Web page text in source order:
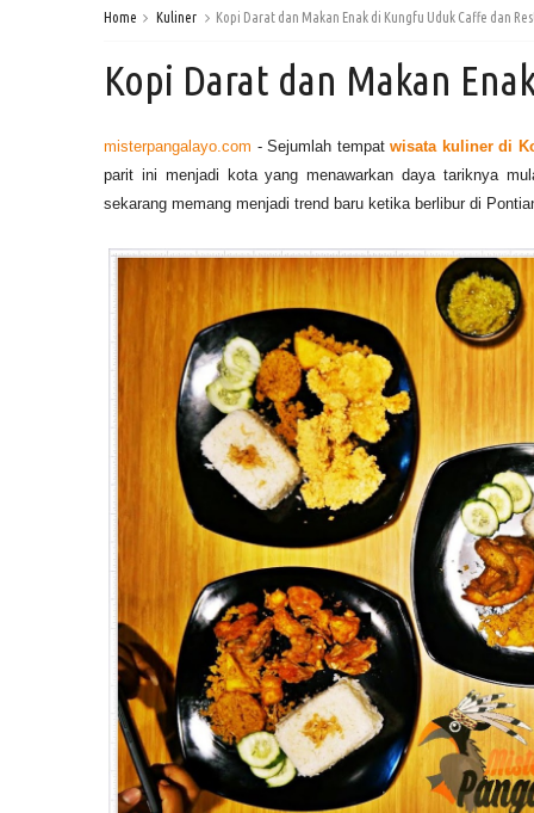
Home Kuliner Kopi Darat dan Makan Enak di Kungfu Uduk Caffe dan
Kopi Darat dan Makan
misterpangalayo.com - Sejumlah tempatwisata kuliner di
parit ini menjadi kota yang menawarkan daya tariknya
sekarang memang menjadi trend baru ketika berlibur di